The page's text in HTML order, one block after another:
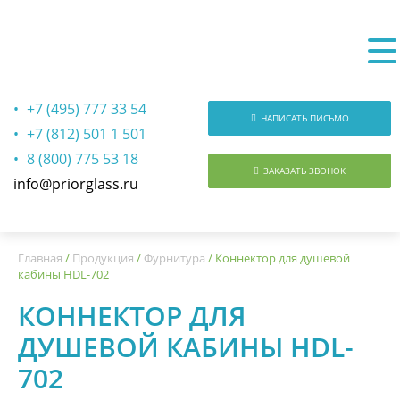
+7 (495) 777 33 54
+7 (812) 501 1 501
8 (800) 775 53 18
info@priorglass.ru
НАПИСАТЬ ПИСЬМО
ЗАКАЗАТЬ ЗВОНОК
Главная / Продукция / Фурнитура / Коннектор для душевой
кабины HDL-702
КОННЕКТОР ДЛЯ
ДУШЕВОЙ КАБИНЫ HDL-
702